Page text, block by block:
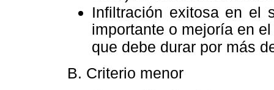
Infiltración exitosa en el
importante o mejoría en
que debe durar por más
B. Criterio menor